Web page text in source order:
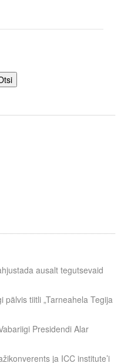
ausalt tegutsevaid
tiitli „Tarneahela Tegija
Presidendi Alar
ja ICC institute’i